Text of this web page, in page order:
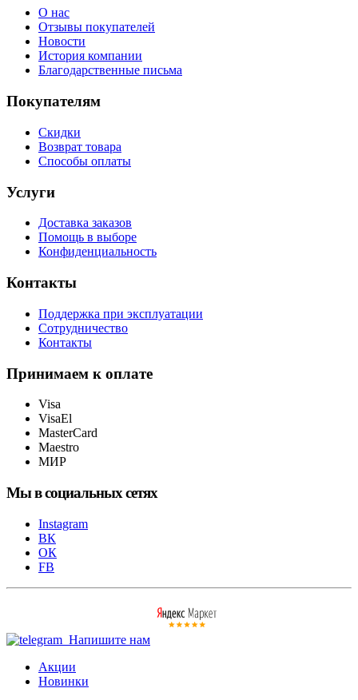
О нас
Отзывы покупателей
Новости
История компании
Благодарственные письма
Покупателям
Скидки
Возврат товара
Способы оплаты
Услуги
Доставка заказов
Помощь в выборе
Конфиденциальность
Контакты
Поддержка при эксплуатации
Сотрудничество
Контакты
Принимаем к оплате
Visa
VisaEl
MasterCard
Maestro
МИР
Мы в социальных сетях
Instagram
ВК
ОК
FB
Напишите нам
Акции
Новинки